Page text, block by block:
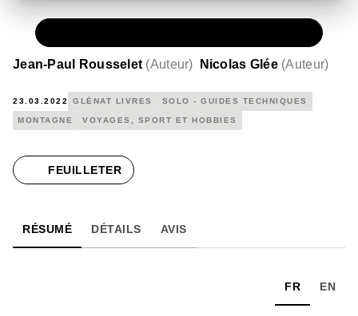
Jean-Paul Rousselet (Auteur) Nicolas Glée (Auteur)
23.03.2022 GLÉNAT LIVRES SOLO - GUIDES TECHNIQUES
MONTAGNE VOYAGES, SPORT ET HOBBIES
FEUILLETER
RÉSUMÉ DÉTAILS AVIS
FR EN